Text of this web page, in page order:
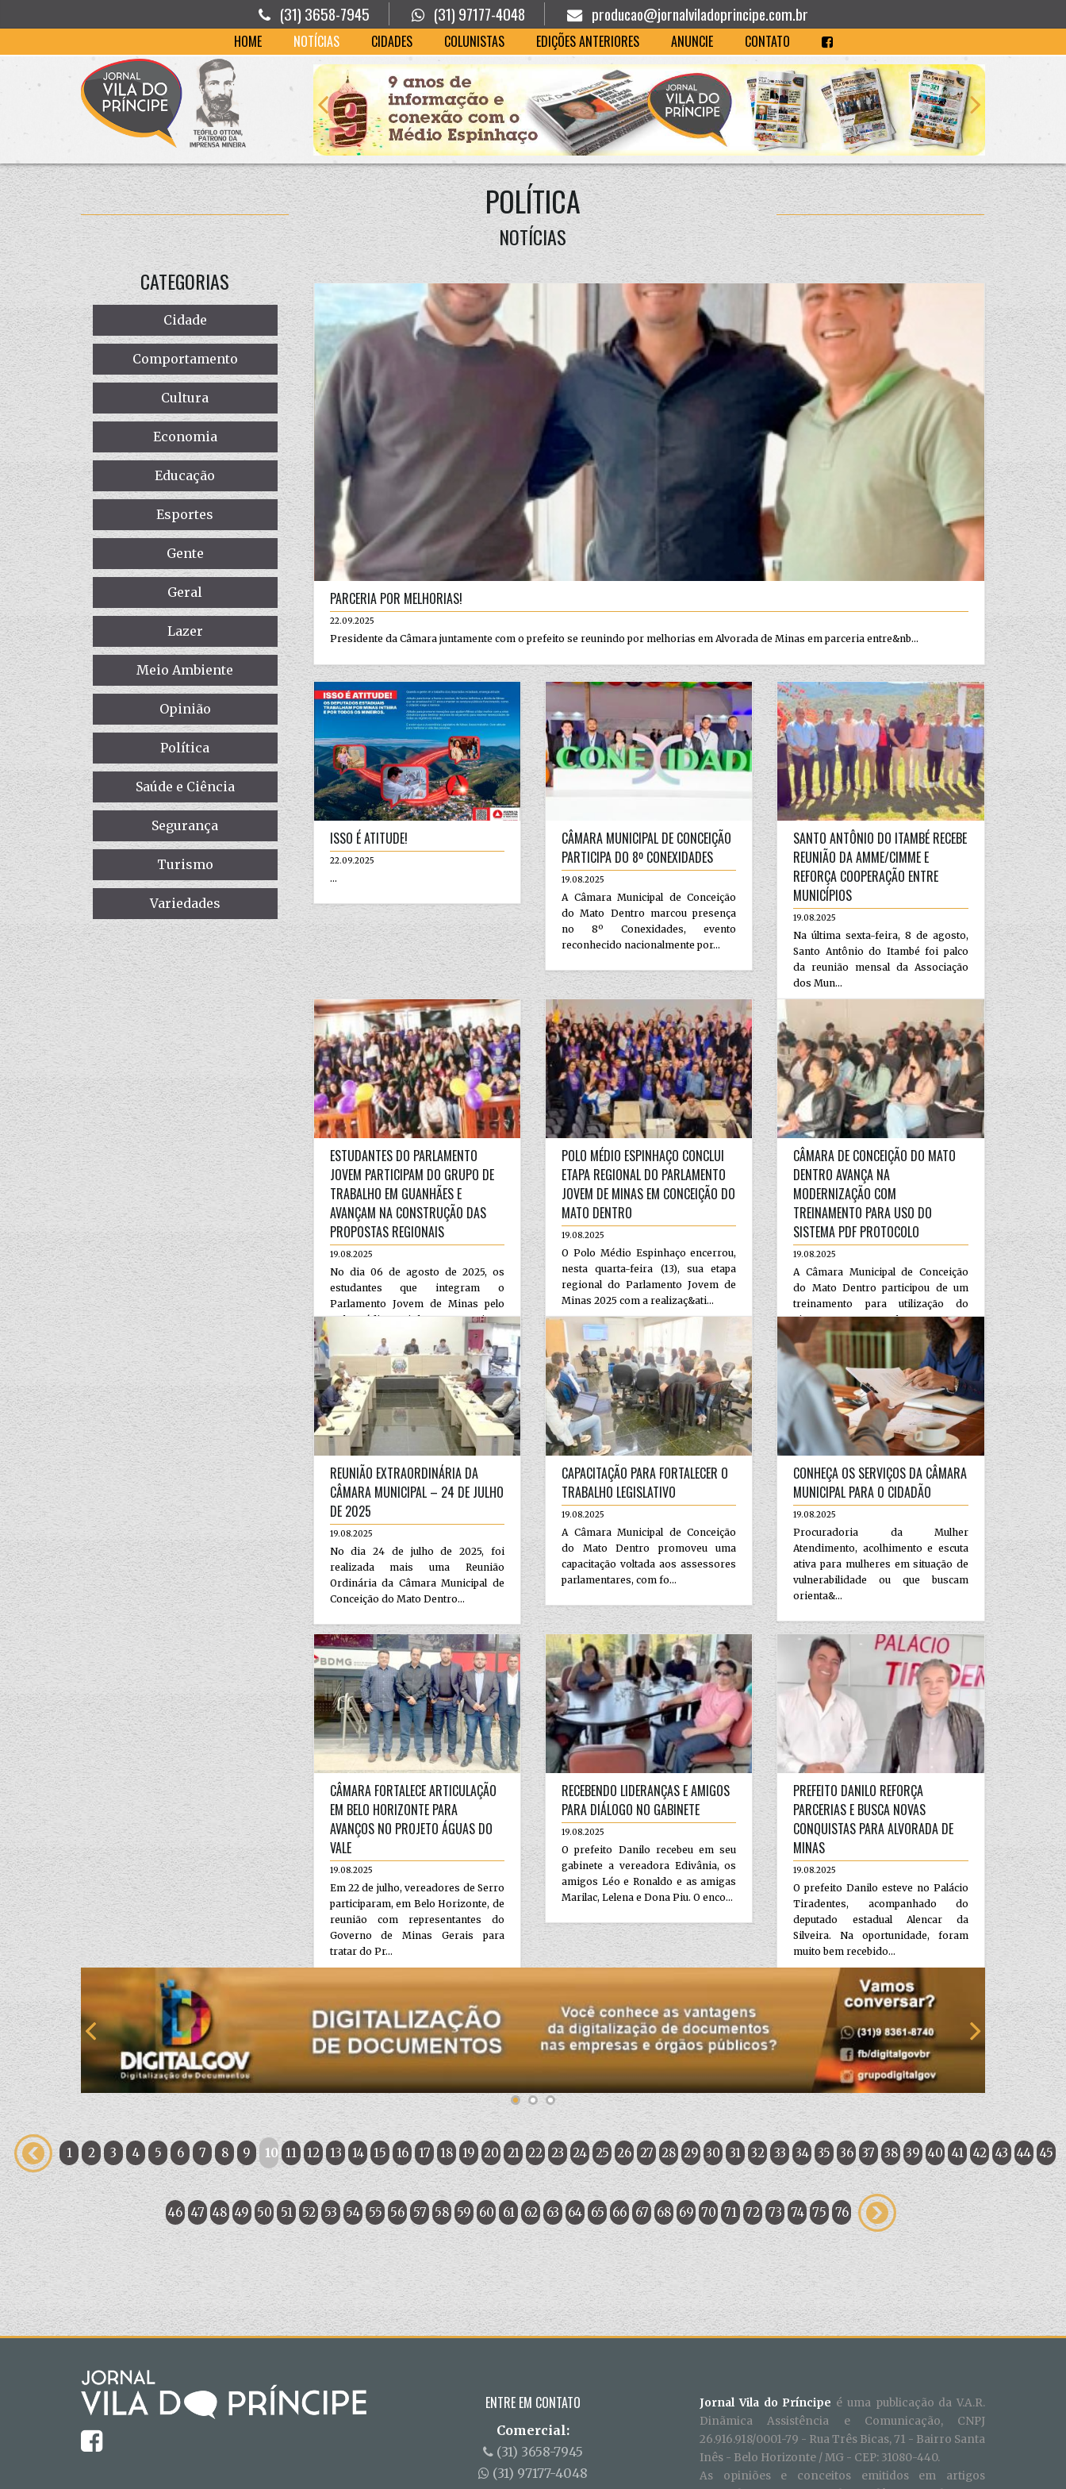
(31) 3658-7945 (31) 97177-4048 producao@jornalviladoprincipe.com.br
HOME NOTÍCIAS CIDADES COLUNISTAS EDIÇÕES ANTERIORES ANUNCIE CONTATO
POLÍTICA
NOTÍCIAS
CATEGORIAS
Cidade
Comportamento
Cultura
Economia
Educação
Esportes
Gente
Geral
Lazer
Meio Ambiente
Opinião
Política
Saúde e Ciência
Segurança
Turismo
Variedades
PARCERIA POR MELHORIAS!
22.09.2025
Presidente da Câmara juntamente com o prefeito se reunindo por melhorias em Alvorada de Minas em parceria entre&nb...
ISSO É ATITUDE!
22.09.2025
...
CÂMARA MUNICIPAL DE CONCEIÇÃO
PARTICIPA DO 8º CONEXIDADES
19.08.2025
A Câmara Municipal de Conceição
do Mato Dentro marcou presença
no 8º Conexidades, evento
reconhecido nacionalmente por...
SANTO ANTÔNIO DO ITAMBÉ RECEBE
REUNIÃO DA AMME/CIMME E
REFORÇA COOPERAÇÃO ENTRE
MUNICÍPIOS
19.08.2025
Na última sexta-feira, 8 de agosto,
Santo Antônio do Itambé foi palco
da reunião mensal da Associação
dos Mun...
ESTUDANTES DO PARLAMENTO
JOVEM PARTICIPAM DO GRUPO DE
TRABALHO EM GUANHÃES E
AVANÇAM NA CONSTRUÇÃO DAS
PROPOSTAS REGIONAIS
19.08.2025
No dia 06 de agosto de 2025, os
estudantes que integram o
Parlamento Jovem de Minas pelo
Polo Médio Espinhaço se reuniram
POLO MÉDIO ESPINHAÇO CONCLUI
ETAPA REGIONAL DO PARLAMENTO
JOVEM DE MINAS EM CONCEIÇÃO DO
MATO DENTRO
19.08.2025
O Polo Médio Espinhaço encerrou,
nesta quarta-feira (13), sua etapa
regional do Parlamento Jovem de
Minas 2025 com a realizaç&ati...
CÂMARA DE CONCEIÇÃO DO MATO
DENTRO AVANÇA NA
MODERNIZAÇÃO COM
TREINAMENTO PARA USO DO
SISTEMA PDF PROTOCOLO
19.08.2025
A Câmara Municipal de Conceição
do Mato Dentro participou de um
treinamento para utilização do
sistema PDF Protocolo...
REUNIÃO EXTRAORDINÁRIA DA
CÂMARA MUNICIPAL – 24 DE JULHO
DE 2025
19.08.2025
No dia 24 de julho de 2025, foi
realizada mais uma Reunião
Ordinária da Câmara Municipal de
Conceição do Mato Dentro...
CAPACITAÇÃO PARA FORTALECER O
TRABALHO LEGISLATIVO
19.08.2025
A Câmara Municipal de Conceição
do Mato Dentro promoveu uma
capacitação voltada aos assessores
parlamentares, com fo...
CONHEÇA OS SERVIÇOS DA CÂMARA
MUNICIPAL PARA O CIDADÃO
19.08.2025
Procuradoria da Mulher
Atendimento, acolhimento e escuta
ativa para mulheres em situação de
vulnerabilidade ou que buscam
orienta&...
CÂMARA FORTALECE ARTICULAÇÃO
EM BELO HORIZONTE PARA
AVANÇOS NO PROJETO ÁGUAS DO
VALE
19.08.2025
Em 22 de julho, vereadores de Serro
participaram, em Belo Horizonte, de
reunião com representantes do
Governo de Minas Gerais para
tratar do Pr...
RECEBENDO LIDERANÇAS E AMIGOS
PARA DIÁLOGO NO GABINETE
19.08.2025
O prefeito Danilo recebeu em seu
gabinete a vereadora Edivânia, os
amigos Léo e Ronaldo e as amigas
Marilac, Lelena e Dona Piu. O enco...
PREFEITO DANILO REFORÇA
PARCERIAS E BUSCA NOVAS
CONQUISTAS PARA ALVORADA DE
MINAS
19.08.2025
O prefeito Danilo esteve no Palácio
Tiradentes, acompanhado do
deputado estadual Alencar da
Silveira. Na oportunidade, foram
muito bem recebido...
1 2 3 4 5 6 7 8 9 10 11 12 13 14 15 16 17 18 19 20 21 22 23 24 25 26 27 28 29 30 31 32 33 34 35 36 37 38 39 40 41 42 43 44 45
46 47 48 49 50 51 52 53 54 55 56 57 58 59 60 61 62 63 64 65 66 67 68 69 70 71 72 73 74 75 76
ENTRE EM CONTATO
Comercial:
(31) 3658-7945
(31) 97177-4048
Jornal Vila do Príncipe é uma publicação da V.A.R.
Dinãmica Assistência e Comunicação, CNPJ
26.916.918/0001-79 - Rua Três Bicas, 71 - Bairro Santa
Inês - Belo Horizonte / MG - CEP: 31080-440.
As opiniões e conceitos emitidos em artigos